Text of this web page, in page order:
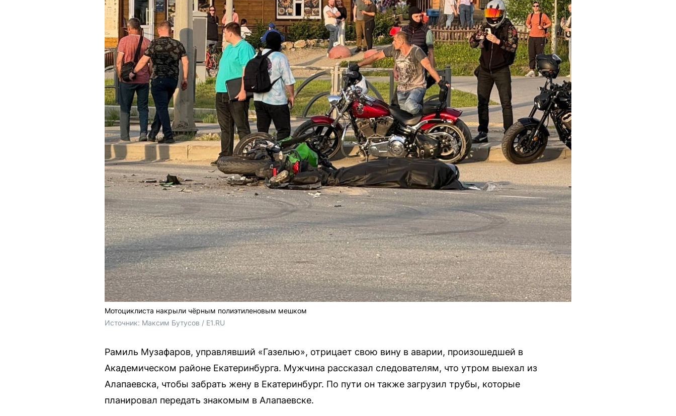
Мотоциклиста накрыли чёрным полиэтиленовым мешком
Источник: Максим Бутусов / E1.RU
Рамиль Музафаров, управлявший «Газелью», отрицает свою вину в аварии, произошедшей в
Академическом районе Екатеринбурга. Мужчина рассказал следователям, что утром выехал из
Алапаевска, чтобы забрать жену в Екатеринбург. По пути он также загрузил трубы, которые
планировал передать знакомым в Алапаевске.